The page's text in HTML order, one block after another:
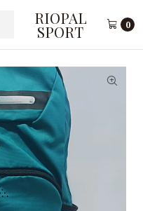
RIOPAL
SPORT 0
Mochilas
F2-2